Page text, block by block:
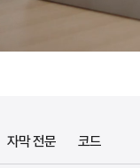
자막 전문 코드